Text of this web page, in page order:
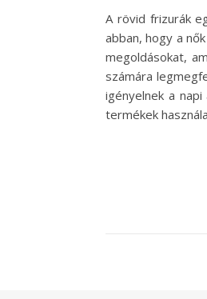
A rövid frizurák
abban, hogy a
megoldásokat,
számára
igényelnek a
termékek